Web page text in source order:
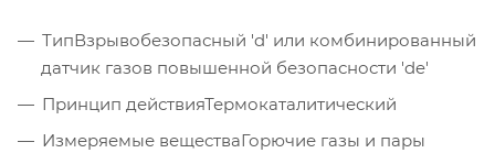
ТипВзрывобезопасный 'd' или комбинированный
датчик газов повышенной безопасности 'de'
Принцип действияТермокаталитический
Измеряемые веществаГорючие газы и пары